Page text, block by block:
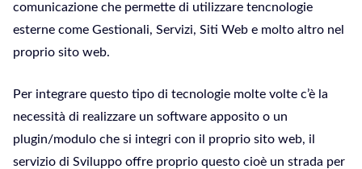
comunicazione che permette di utilizzare tencnologie
esterne come Gestionali, Servizi, Siti Web e molto altro nel
proprio sito web.
Per integrare questo tipo di tecnologie molte volte c’è la
necessità di realizzare un software apposito o un
plugin/modulo che si integri con il proprio sito web, il
servizio di Sviluppo offre proprio questo cioè un strada per